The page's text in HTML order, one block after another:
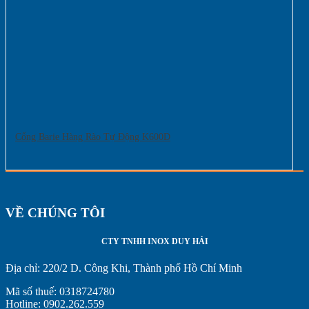
Cổng Barie Hàng Rào Tự Động K600D
VỀ CHÚNG TÔI
CTY TNHH INOX DUY HẢI
Địa chỉ: 220/2 D. Công Khi, Thành phố Hồ Chí Minh
Mã số thuế: 0318724780
Hotline: 0902.262.559